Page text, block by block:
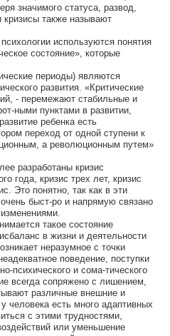
значимого статуса, развод,
также называют
используются понятия
состояние», которые
периоды) являются
развития. «Критические
- перемежают стабильные и
ными пунктами в развитии,
ребенка есть
переход от одной ступени к
а революционным путем»
разработаны кризис
года, кризис трех лет, кризис
Это понятно, так как в эти
быст-ро и напрямую связано
такое состояние
в жизни и деятельности
неразумное с точки
поведение, поступки
психического и сома-тического
всегда сопряжено с лишением,
различные внешние и
человека есть много адаптивных
с этими трудностями,
или уменьшение